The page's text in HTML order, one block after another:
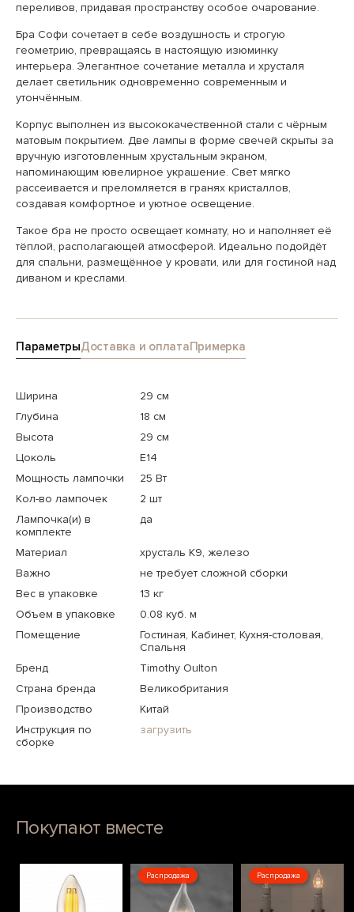
переливов, придавая пространству особое очарование.
Бра Софи сочетает в себе воздушность и строгую
геометрию, превращаясь в настоящую изюминку
интерьера. Элегантное сочетание металла и хрусталя
делает светильник одновременно современным и
утончённым.
Корпус выполнен из высококачественной стали с чёрным
матовым покрытием. Две лампы в форме свечей скрыты за
вручную изготовленным хрустальным экраном,
напоминающим ювелирное украшение. Свет мягко
рассеивается и преломляется в гранях кристаллов,
создавая комфортное и уютное освещение.
Такое бра не просто освещает комнату, но и наполняет её
тёплой, располагающей атмосферой. Идеально подойдёт
для спальни, размещённое у кровати, или для гостиной над
диваном и креслами.
ПараметрыДоставка и оплатаПримерка
Ширина
29 см
Глубина
18 см
Высота
29 см
Цоколь
E14
Мощность лампочки
25 Вт
Кол-во лампочек
2 шт
Лампочка(и) в
комплекте
да
Материал
хрусталь K9, железо
Важно
не требует сложной сборки
Вес в упаковке
13 кг
Объем в упаковке
0.08 куб. м
Помещение
Гостиная, Кабинет, Кухня-столовая,
Спальня
Бренд
Timothy Oulton
Страна бренда
Великобритания
Производство
Китай
Инструкция по
сборке
загрузить
Покупают вместе
Распродажа Распродажа